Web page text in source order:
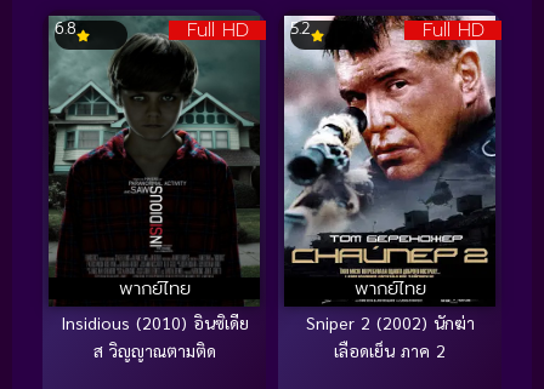
Full HD
พากย์ไทย
6.8
Insidious (2010) อินซิเดีย
ส วิญญาณตามติด
Full HD
พากย์ไทย
5.2
Sniper 2 (2002) นักฆ่า
เลือดเย็น ภาค 2